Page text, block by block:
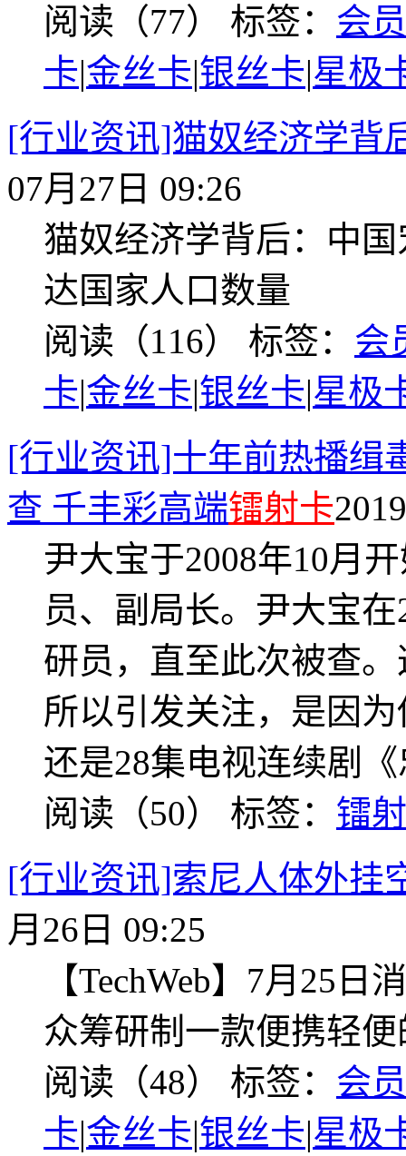
阅读（77） 标签： 会
卡|金丝卡|银丝卡|星极
[行业资讯]猫奴经济学背
07月27日 09:26
猫奴经济学背后：中
达国家人口数量
阅读（116） 标签： 会
卡|金丝卡|银丝卡|星极
[行业资讯]十年前热播缉
查 千丰彩高端镭射卡
尹大宝于2008年10月
员、副局长。尹大宝
研员，直至此次被查
所以引发关注，是因
还是28集电视连续剧
阅读（50） 标签： 镭
[行业资讯]索尼人体外挂
月26日 09:25
【TechWeb】7月25
众筹研制一款便携轻
阅读（48） 标签： 会
卡|金丝卡|银丝卡|星极